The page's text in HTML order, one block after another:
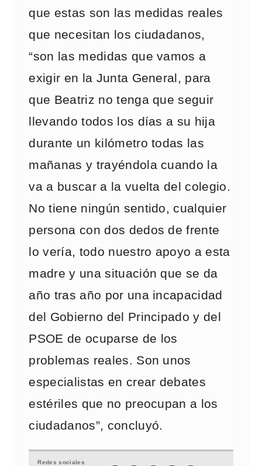
que estas son las medidas reales
que necesitan los ciudadanos,
“son las medidas que vamos a
exigir en la Junta General, para
que Beatriz no tenga que seguir
llevando todos los días a su hija
durante un kilómetro todas las
mañanas y trayéndola cuando la
va a buscar a la vuelta del colegio.
No tiene ningún sentido, cualquier
persona con dos dedos de frente
lo vería, todo nuestro apoyo a esta
madre y una situación que se da
año tras año por una incapacidad
del Gobierno del Principado y del
PSOE de ocuparse de los
problemas reales. Son unos
especialistas en crear debates
estériles que no preocupan a los
ciudadanos”, concluyó.
Redes sociales